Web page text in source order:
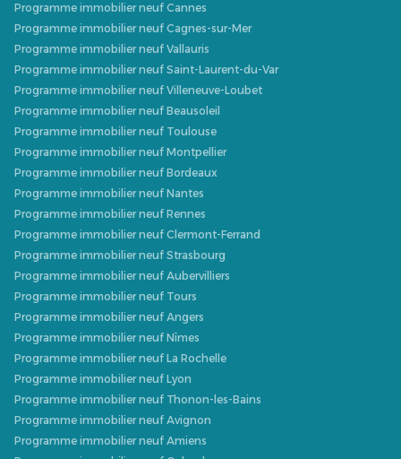
Programme immobilier neuf Cannes
Programme immobilier neuf Cagnes-sur-Mer
Programme immobilier neuf Vallauris
Programme immobilier neuf Saint-Laurent-du-Var
Programme immobilier neuf Villeneuve-Loubet
Programme immobilier neuf Beausoleil
Programme immobilier neuf Toulouse
Programme immobilier neuf Montpellier
Programme immobilier neuf Bordeaux
Programme immobilier neuf Nantes
Programme immobilier neuf Rennes
Programme immobilier neuf Clermont-Ferrand
Programme immobilier neuf Strasbourg
Programme immobilier neuf Aubervilliers
Programme immobilier neuf Tours
Programme immobilier neuf Angers
Programme immobilier neuf Nîmes
Programme immobilier neuf La Rochelle
Programme immobilier neuf Lyon
Programme immobilier neuf Thonon-les-Bains
Programme immobilier neuf Avignon
Programme immobilier neuf Amiens